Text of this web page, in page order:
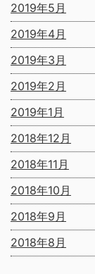
2019年5月
2019年4月
2019年3月
2019年2月
2019年1月
2018年12月
2018年11月
2018年10月
2018年9月
2018年8月